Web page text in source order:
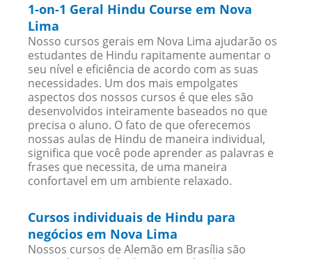
1-on-1 Geral Hindu Course em Nova
Lima
Nosso cursos gerais em Nova Lima ajudarão os
estudantes de Hindu rapitamente aumentar o
seu nível e eficiência de acordo com as suas
necessidades. Um dos mais empolgates
aspectos dos nossos cursos é que eles são
desenvolvidos inteiramente baseados no que
precisa o aluno. O fato de que oferecemos
nossas aulas de Hindu de maneira individual,
significa que você pode aprender as palavras e
frases que necessita, de uma maneira
confortavel em um ambiente relaxado.
Cursos individuais de Hindu para
negócios em Nova Lima
Nossos cursos de Alemão em Brasília são